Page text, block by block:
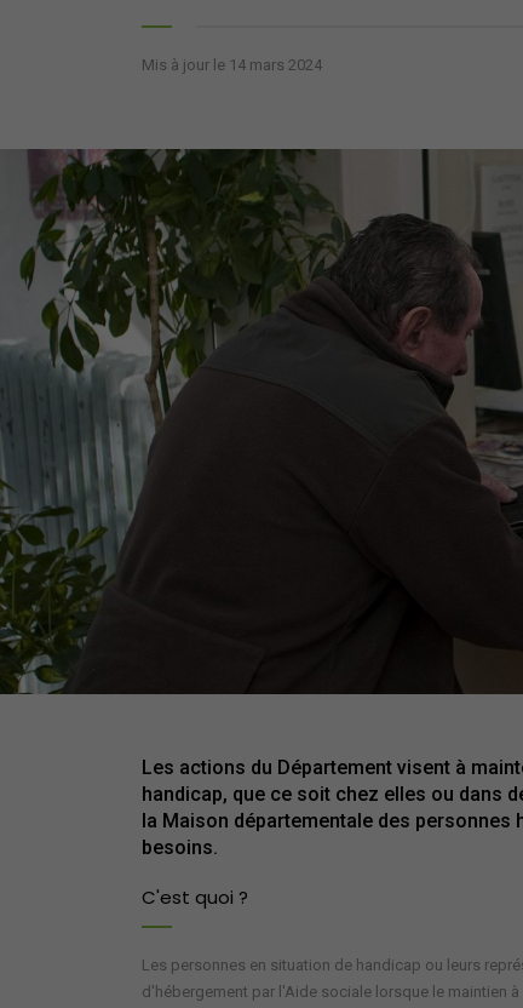
Mis à jour le 14 mars 2024
Les actions du Département visent à
handicap, que ce soit chez elles ou dans
la Maison départementale des personnes
besoins.
C'est quoi ?
Les personnes en situation de handicap ou leurs
d'hébergement par l'Aide sociale lorsque le maintien